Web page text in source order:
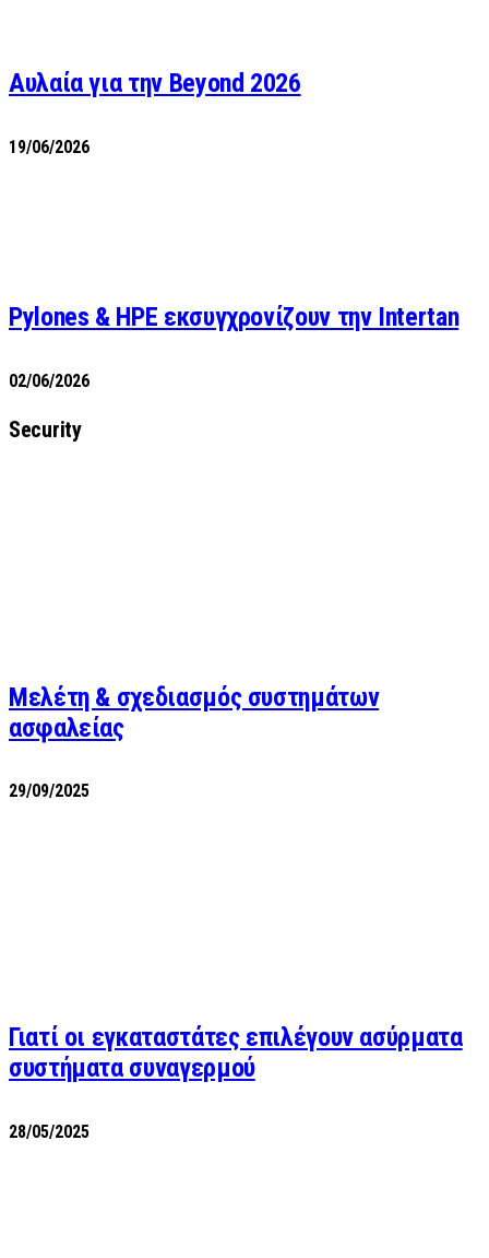
Αυλαία για την Beyond 2026
19/06/2026
Pylones & HPE εκσυγχρονίζουν την Intertan
02/06/2026
Security
Μελέτη & σχεδιασμός συστημάτων
ασφαλείας
29/09/2025
Γιατί οι εγκαταστάτες επιλέγουν ασύρματα
συστήματα συναγερμού
28/05/2025